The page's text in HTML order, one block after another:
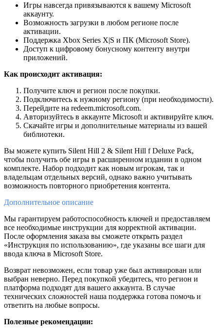
Игры навсегда привязываются к вашему Microsoft
аккаунту.
Возможность загрузки в любом регионе после
активации.
Поддержка Xbox Series X|S и ПК (Microsoft Store).
Доступ к цифровому бонусному контенту внутри
приложений.
Как происходит активация:
Получите ключ и регион после покупки.
Подключитесь к нужному региону (при необходимости).
Перейдите на redeem.microsoft.com.
Авторизуйтесь в аккаунте Microsoft и активируйте ключ.
Скачайте игры и дополнительные материалы из вашей
библиотеки.
Вы можете купить Silent Hill 2 & Silent Hill f Deluxe Pack,
чтобы получить обе игры в расширенном издании в одном
комплекте. Набор подходит как новым игрокам, так и
владельцам отдельных версий, однако важно учитывать
возможность повторного приобретения контента.
Дополнительное описание
Мы гарантируем работоспособность ключей и предоставляем
все необходимые инструкции для корректной активации.
После оформления заказа вы сможете открыть раздел
«Инструкция по использованию», где указаны все шаги для
ввода ключа в Microsoft Store.
Возврат невозможен, если товар уже был активирован или
выбран неверно. Перед покупкой убедитесь, что регион и
платформа подходят для вашего аккаунта. В случае
технических сложностей наша поддержка готова помочь и
ответить на любые вопросы.
Полезные рекомендации: